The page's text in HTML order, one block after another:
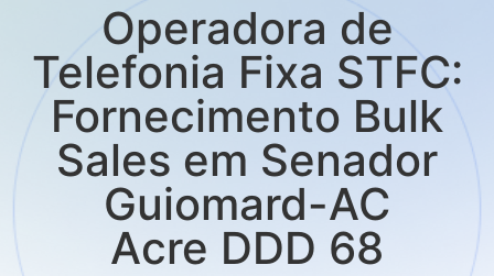
Operadora de
Telefonia Fixa STFC:
Fornecimento Bulk
Sales em Senador
Guiomard-AC
Acre DDD 68